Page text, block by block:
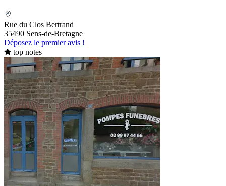
Rue du Clos Bertrand
35490 Sens-de-Bretagne
Déposez le premier avis !
top notes